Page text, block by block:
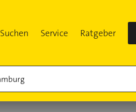
Suchen Service Ratgeber